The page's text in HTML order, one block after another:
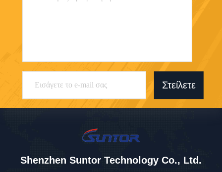
Στείλετε
Shenzhen Suntor Technology Co., Ltd.